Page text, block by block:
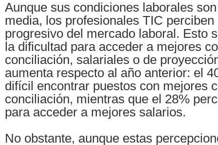
Aunque sus condiciones laborales
media, los profesionales TIC perciben
progresivo del mercado laboral. Esto
la dificultad para acceder a mejores
conciliación, salariales o de
aumenta respecto al año anterior: el
difícil encontrar puestos con mejores
conciliación, mientras que el 28%
para acceder a mejores salarios.
No obstante, aunque estas